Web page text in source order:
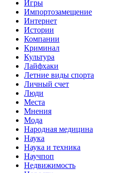
Игры
Импортозамещение
Интернет
Истории
Компании
Криминал
Культура
Лайфхаки
Летние виды спорта
Личный счет
Люди
Места
Мнения
Мода
Народная медицина
Наука
Наука и техника
Научпоп
Недвижимость